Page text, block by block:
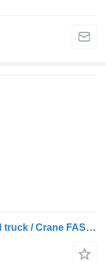
Mercedes-Benz Arocs 2633 flatbed truck / Crane FASSI F155A.0.23 / REMOTE CONTR